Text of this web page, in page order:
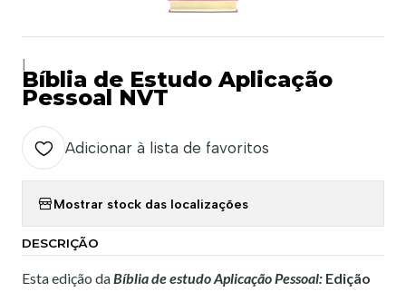
Bíblia de Estudo Aplicação
Pessoal NVT
Adicionar à lista de favoritos
Mostrar stock das localizações
DESCRIÇÃO
Esta edição daBíblia de estudo Aplicação Pessoal: Edição